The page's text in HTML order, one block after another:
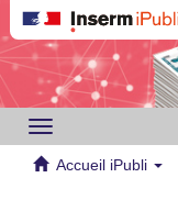
Toggle
navigation
Accueil iPubli